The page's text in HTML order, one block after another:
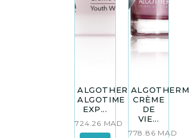
ALGOTHERM
ALGOTIME
EXP...
724.26 MAD
ALGOTHERM
CRÈME
DE
VIE...
778.86 MAD